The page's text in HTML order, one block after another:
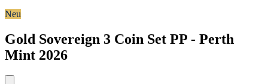
Neu
Gold Sovereign 3 Coin Set PP - Perth
Mint 2026